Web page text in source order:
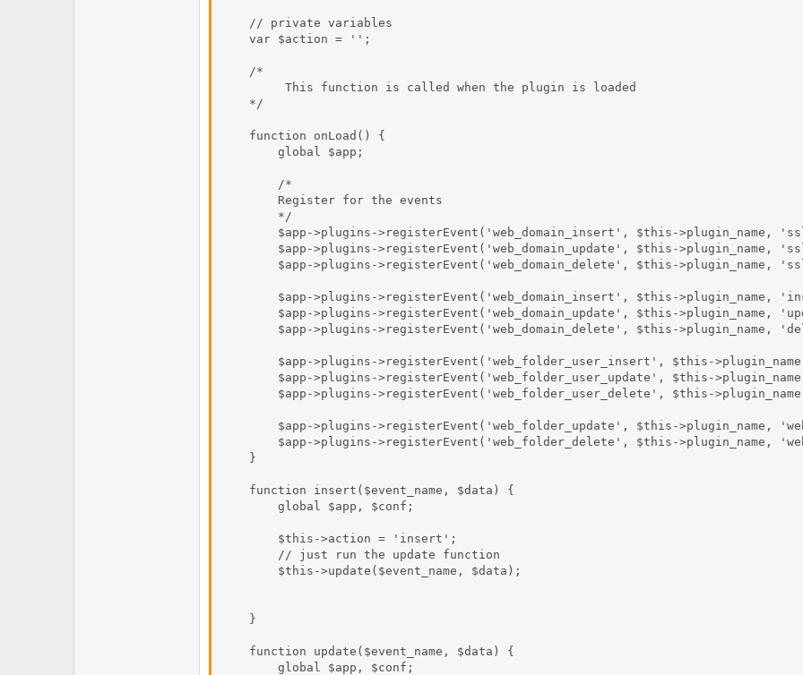
    // private variables
    var $action = '';
    /*
         This function is called when the plugin is loaded
    */
    function onLoad() {
        global $app;
        /*
        Register for the events
        */
$app->plugins->registerEvent('web_domain_insert', $this->plugin_name,
$app->plugins->registerEvent('web_domain_update', $this->plugin_name,
$app->plugins->registerEvent('web_domain_delete', $this->plugin_name,
$app->plugins->registerEvent('web_domain_insert', $this->plugin_name,
$app->plugins->registerEvent('web_domain_update', $this->plugin_name,
$app->plugins->registerEvent('web_domain_delete', $this->plugin_name,
$app->plugins->registerEvent('web_folder_user_insert', $this-
$app->plugins->registerEvent('web_folder_user_update', $this-
$app->plugins->registerEvent('web_folder_user_delete', $this-
$app->plugins->registerEvent('web_folder_update', $this->plugin_name,
$app->plugins->registerEvent('web_folder_delete', $this->plugin_name,
    }
    function insert($event_name, $data) {
        global $app, $conf;
        $this->action = 'insert';
        // just run the update function
        $this->update($event_name, $data);
    }
    function update($event_name, $data) {
        global $app, $conf;